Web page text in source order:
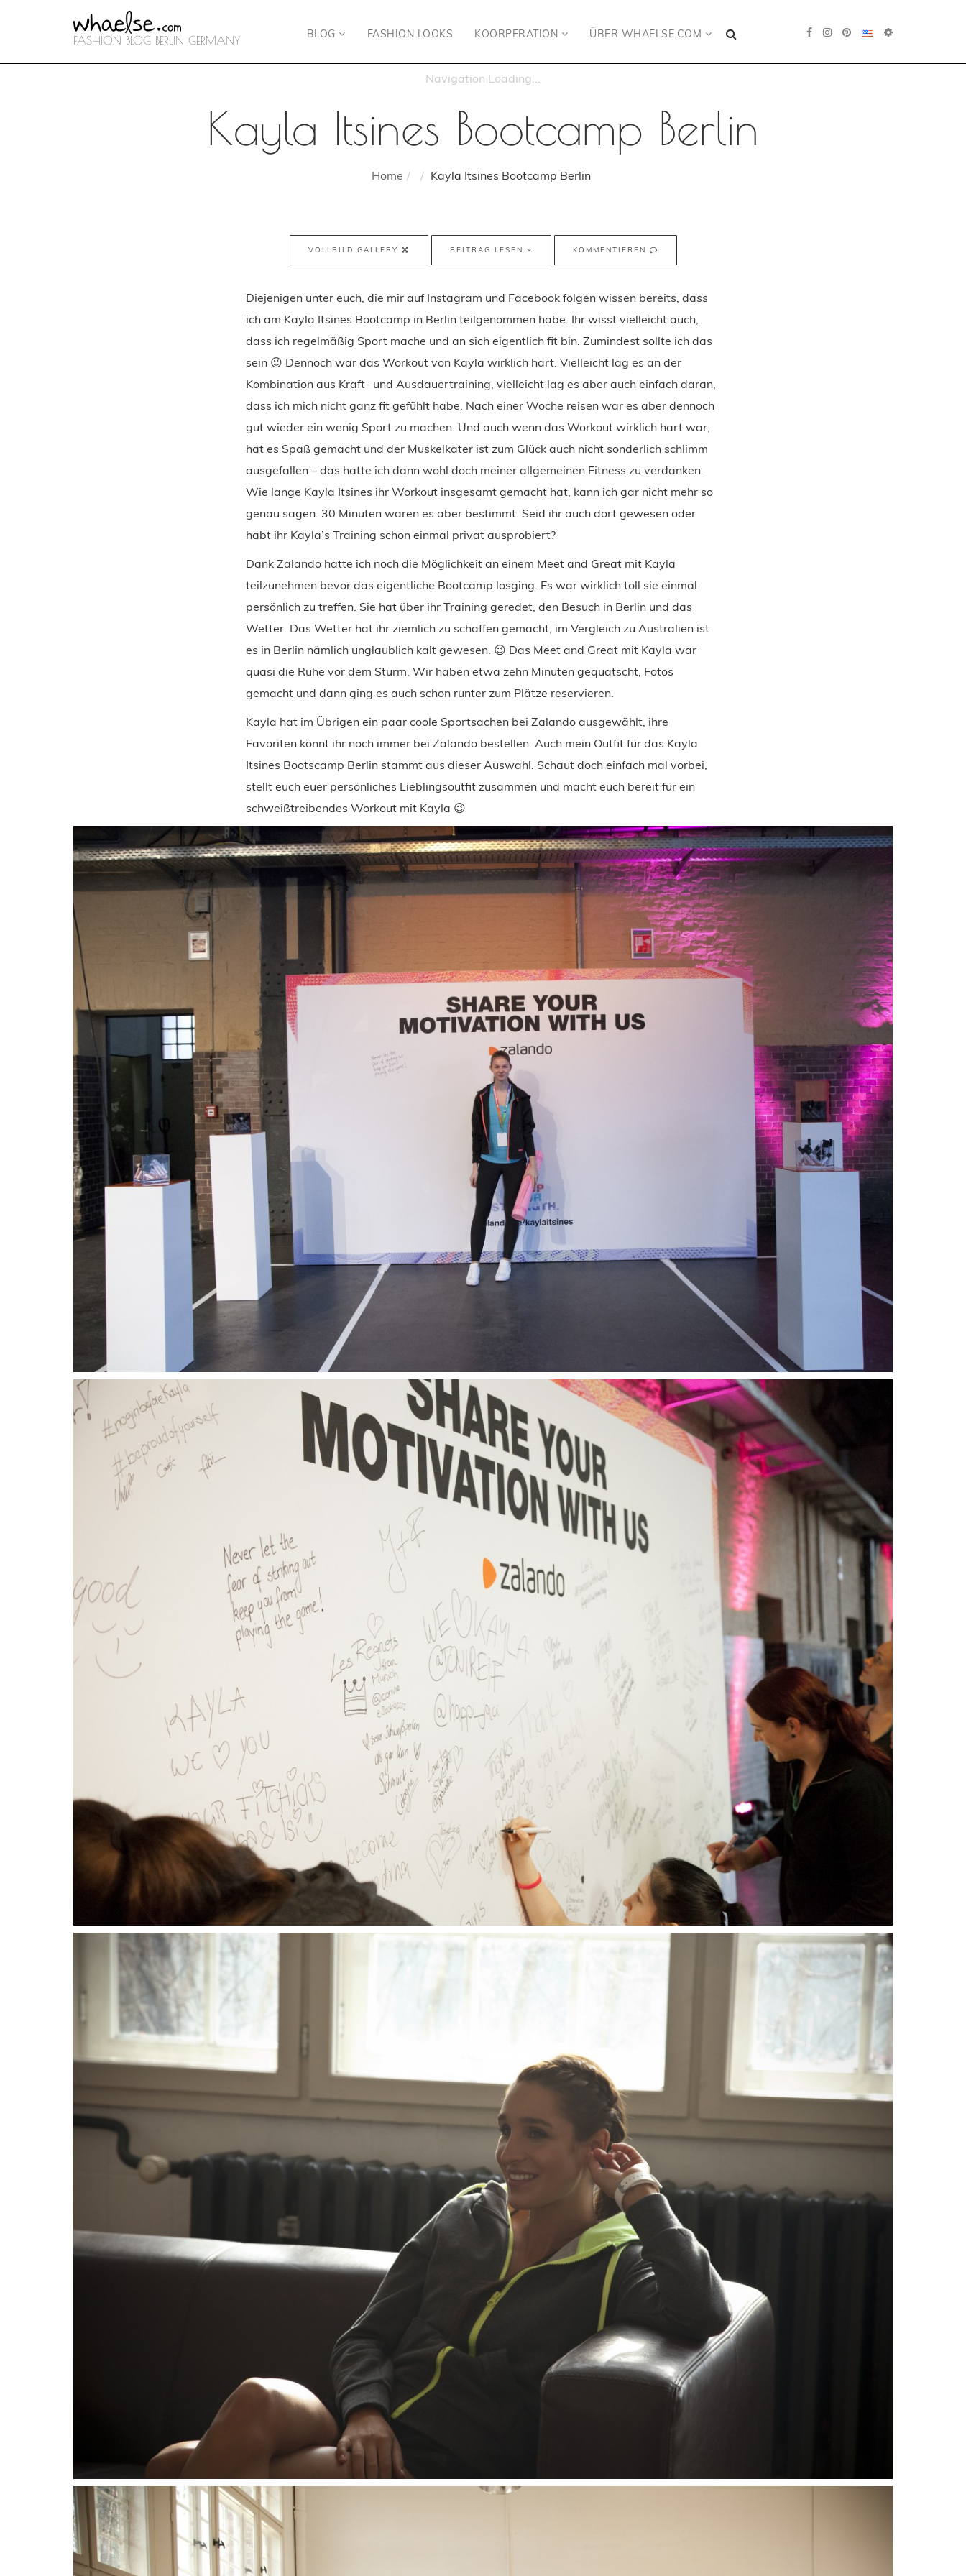
FASHION BLOG BERLIN GERMANY
BLOG FASHION LOOKS KOORPERATION ÜBER WHAELSE.COM
Kayla Itsines Bootcamp Berlin
Home Kayla Itsines Bootcamp Berlin
VOLLBILD GALLERY BEITRAG LESEN KOMMENTIEREN
Diejenigen unter euch, die mir auf Instagram und Facebook folgen wissen bereits, dass
ich am Kayla Itsines Bootcamp in Berlin teilgenommen habe. Ihr wisst vielleicht auch,
dass ich regelmäßig Sport mache und an sich eigentlich fit bin. Zumindest sollte ich das
sein 😉 Dennoch war das Workout von Kayla wirklich hart. Vielleicht lag es an der
Kombination aus Kraft- und Ausdauertraining, vielleicht lag es aber auch einfach daran,
dass ich mich nicht ganz fit gefühlt habe. Nach einer Woche reisen war es aber dennoch
gut wieder ein wenig Sport zu machen. Und auch wenn das Workout wirklich hart war,
hat es Spaß gemacht und der Muskelkater ist zum Glück auch nicht sonderlich schlimm
ausgefallen – das hatte ich dann wohl doch meiner allgemeinen Fitness zu verdanken.
Wie lange Kayla Itsines ihr Workout insgesamt gemacht hat, kann ich gar nicht mehr so
genau sagen. 30 Minuten waren es aber bestimmt. Seid ihr auch dort gewesen oder
habt ihr Kayla’s Training schon einmal privat ausprobiert?
Dank Zalando hatte ich noch die Möglichkeit an einem Meet and Great mit Kayla
teilzunehmen bevor das eigentliche Bootcamp losging. Es war wirklich toll sie einmal
persönlich zu treffen. Sie hat über ihr Training geredet, den Besuch in Berlin und das
Wetter. Das Wetter hat ihr ziemlich zu schaffen gemacht, im Vergleich zu Australien ist
es in Berlin nämlich unglaublich kalt gewesen. 😉 Das Meet and Great mit Kayla war
quasi die Ruhe vor dem Sturm. Wir haben etwa zehn Minuten gequatscht, Fotos
gemacht und dann ging es auch schon runter zum Plätze reservieren.
Kayla hat im Übrigen ein paar coole Sportsachen bei Zalando ausgewählt, ihre
Favoriten könnt ihr noch immer bei Zalando bestellen. Auch mein Outfit für das Kayla
Itsines Bootscamp Berlin stammt aus dieser Auswahl. Schaut doch einfach mal vorbei,
stellt euch euer persönliches Lieblingsoutfit zusammen und macht euch bereit für ein
schweißtreibendes Workout mit Kayla 😉